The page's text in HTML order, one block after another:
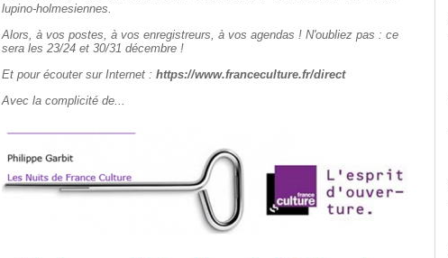
lupino-holmesiennes.
Alors, à vos postes, à vos enregistreurs, à vos agendas ! N'oubliez pas : ce
sera les 23/24 et 30/31 décembre !
Et pour écouter sur Internet : https://www.franceculture.fr/direct
Avec la complicité de...